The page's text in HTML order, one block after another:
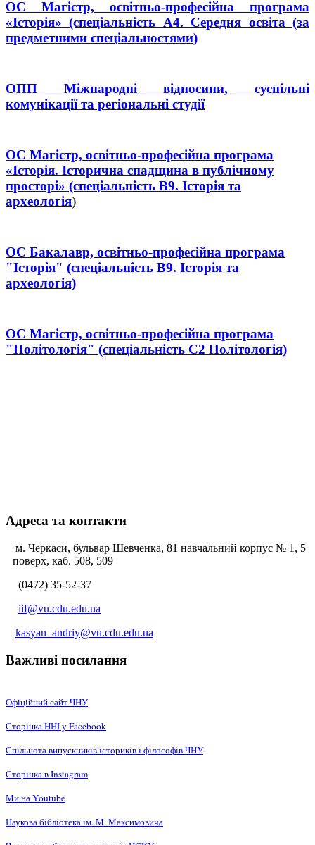
ОС Магістр, освітньо-професійна програма
«Історія» (спеціальність А4. Середня освіта (за
предметними спеціальностями)
ОПП Міжнародні відносини, суспільні
комунікації та регіональні студії
ОС Магістр, освітньо-професійна програма
«Історія. Історична спадщина в публічному
просторі» (спеціальність В9. Історія та
археологія)
ОС Бакалавр, освітньо-професійна програма
"Історія" (спеціальність В9. Історія та
археологія)
ОС Магістр, освітньо-професійна програма
"Політологія" (спеціальність С2 Політологія)
Адреса та контакти
м. Черкаси, бульвар Шевченка, 81 навчальний корпус № 1, 5
поверх, каб. 508, 509
(0472) 35-52-37
iif@vu.cdu.edu.ua
kasyan_andriy@vu.cdu.edu.ua
Важливі посилання
Офіційний сайт ЧНУ
Сторінка ННІ у Facebook
Спільнота випускників істориків і філософів ЧНУ
Сторінка в Instagram
Ми на Youtube
Наукова бібліотека ім. М. Максимовича